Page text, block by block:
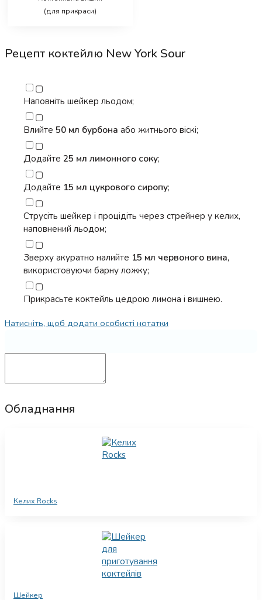
(для прикраси)
Рецепт коктейлю New York Sour
▢
Наповніть шейкер льодом;
▢
Влийте 50 мл бурбона або житнього віскі;
▢
Додайте 25 мл лимонного соку;
▢
Додайте 15 мл цукрового сиропу;
▢
Струсіть шейкер і процідіть через стрейнер у келих,
наповнений льодом;
▢
Зверху акуратно налийте 15 мл червоного вина,
використовуючи барну ложку;
▢
Прикрасьте коктейль цедрою лимона і вишнею.
Натисніть, щоб додати особисті нотатки
Обладнання
Келих Rocks
Шейкер